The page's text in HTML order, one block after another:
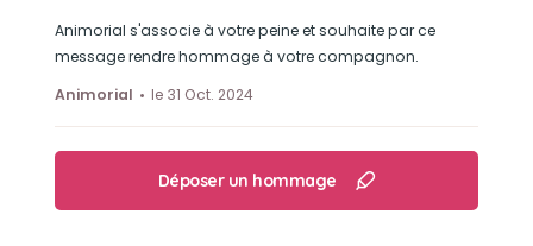
Animorial s'associe à votre peine et souhaite par ce
message rendre hommage à votre compagnon.
Animorial
le 31 Oct. 2024
Déposer un hommage